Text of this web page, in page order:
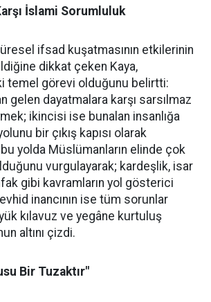
İslami Sorumluluk
ifsad kuşatmasının etkilerinin
dikkat çeken Kaya,
temel görevi olduğunu belirtti:
gelen dayatmalara karşı sarsılmaz
ikincisi ise bunalan insanlığa
bir çıkış kapısı olarak
bu yolda Müslümanların elinde çok
vurgulayarak; kardeşlik, isar
gibi kavramların yol gösterici
inancının ise tüm sorunlar
kılavuz ve yegâne kurtuluş
altını çizdi.
Bir Tuzaktır"